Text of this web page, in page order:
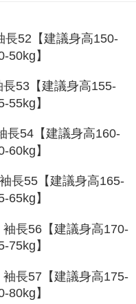
proses semakan, pesanan
gagal pada
kriteria pemarkahan sistem
akan dibilkan secara
anda. SMS peringatan
bil bulanan.
SMS, anda boleh
satu saluran berikut: kod
pemindahan bank,
atau perkhidmatan
Hasil daripada pembelian
oleh peniaga kepada
adalah 14 hari. Walau
turun Aplikasi AFTEE
meminta pembayaran anda,
sebelum anda menerima
bahawa anda boleh
(cth.: produk
membuat pembayaran
menerima pesanan.
kali pertama boleh sehingga
diluluskan akan berdasarkan
Taiwan.
untuk pesanan
untuk pesanan
長52【建議身高150-
50kg】
53【建議身高155-
55kg】
長54【建議身高160-
60kg】
長55【建議身高165-
65kg】
長56【建議身高170-
75kg】
長57【建議身高175-
80kg】